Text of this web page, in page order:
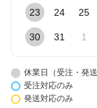
23 24 25
30 31 1
休業日（受注・発送
受注対応のみ
発送対応のみ